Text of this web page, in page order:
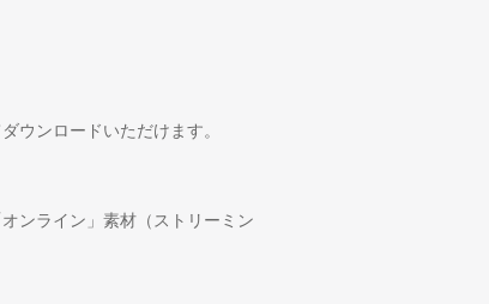
ウンロードいただけます。
ンライン」素材（ストリーミン